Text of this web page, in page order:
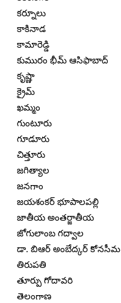
కర్నూలు
కాకినాడ
కామారెడ్డి
కుమురం భీమ్ ఆసిఫాబాద్
కృష్ణా
క్రైమ్
ఖమ్మం
గుంటూరు
గూడూరు
చిత్తూరు
జగిత్యాల
జనగాం
జయశంకర్ భూపాలపల్లి
జాతీయ అంతర్జాతీయ
జోగులాంబ గద్వాల
డా. బిఆర్ అంబేద్కర్ కోనసీమ
తిరుపతి
తూర్పు గోదావరి
తెలంగాణ